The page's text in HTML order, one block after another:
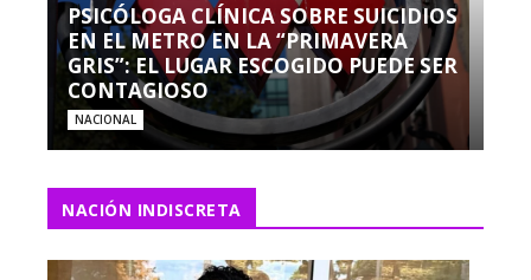
PSICÓLOGA CLÍNICA SOBRE SUICIDIOS
EN EL METRO EN LA “PRIMAVERA
GRIS”: EL LUGAR ESCOGIDO PUEDE SER
CONTAGIOSO
NACIONAL
NACIÓN INDISCRETA